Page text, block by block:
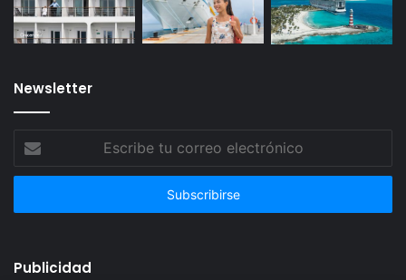
Newsletter
correo
Publicidad